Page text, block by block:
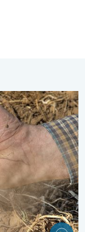
. . petak, 24.